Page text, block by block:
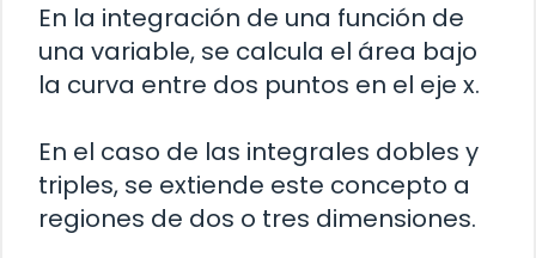
En la integración de una función de
una variable, se calcula el área bajo
la curva entre dos puntos en el eje x.
En el caso de las integrales dobles y
triples, se extiende este concepto a
regiones de dos o tres dimensiones.